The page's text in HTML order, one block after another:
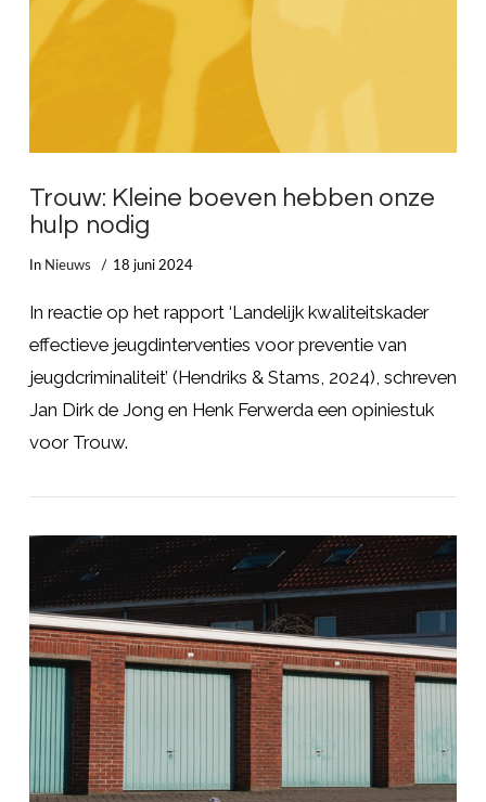
LEES MEER
Trouw: Kleine boeven hebben onze
hulp nodig
In Nieuws 18 juni 2024
In reactie op het rapport ‘Landelijk kwaliteitskader
effectieve jeugdinterventies voor preventie van
jeugdcriminaliteit’ (Hendriks & Stams, 2024), schreven
Jan Dirk de Jong en Henk Ferwerda een opiniestuk
voor Trouw.